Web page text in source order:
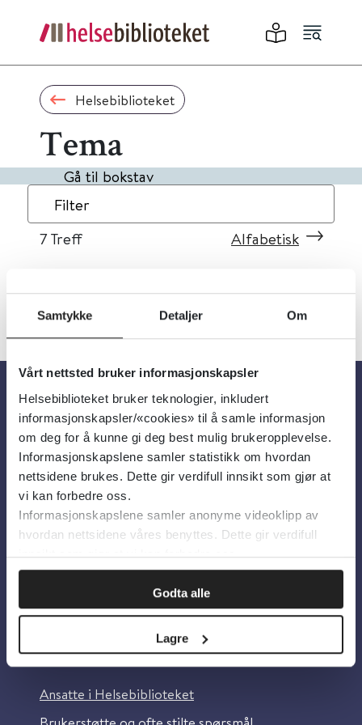
Samtykke Detaljer Om
Vårt nettsted bruker informasjonskapsler
Helsebiblioteket bruker teknologier, inkludert
informasjonskapsler/«cookies» til å samle informasjon
om deg for å kunne gi deg best mulig brukeropplevelse.
Informasjonskapslene samler statistikk om hvordan
nettsidene brukes. Dette gir verdifull innsikt som gjør at
vi kan forbedre oss.
Informasjonskapslene samler anonyme videoklipp av
hvordan nettsidene våres benyttes. Dette gir verdifull
innsikt som gjør at vi kan forbedre oss.
Godta alle
Lagre
Helsebiblioteket
Tema
Gå til bokstav
Filter
7Treff Alfabetisk
Om oss
Om Helsebiblioteket
Personvern og informasjonskapsler
Tilgjengelighetserklæring
Information in English
Ansatte i Helsebiblioteket